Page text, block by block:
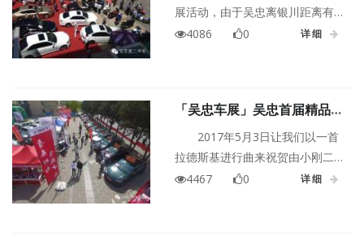
展活动，由于吴忠离银川距离有
点远，宝芝星为满足吴忠客户看
型。
4086 0 详细
「吴忠车展」吴忠首届精品二
手车展圆满落幕
2017年5月3日让我们以一首
拉德斯基进行曲来祝贺由小刚二
手车6S店主办的吴忠首届精品二
4467 0 详细